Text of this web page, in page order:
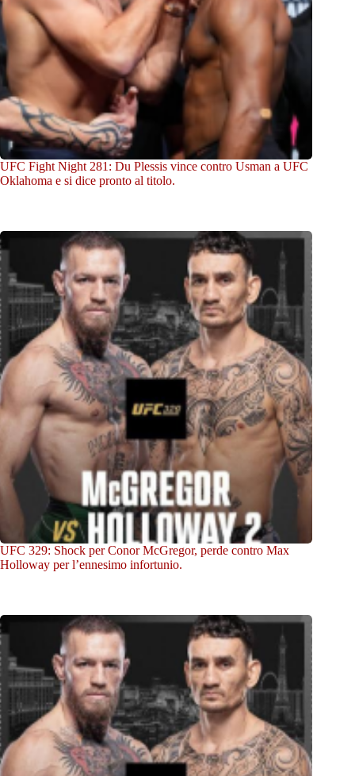
UFC Fight Night 281: Du Plessis vince contro Usman a UFC
Oklahoma e si dice pronto al titolo.
UFC 329: Shock per Conor McGregor, perde contro Max
Holloway per l’ennesimo infortunio.